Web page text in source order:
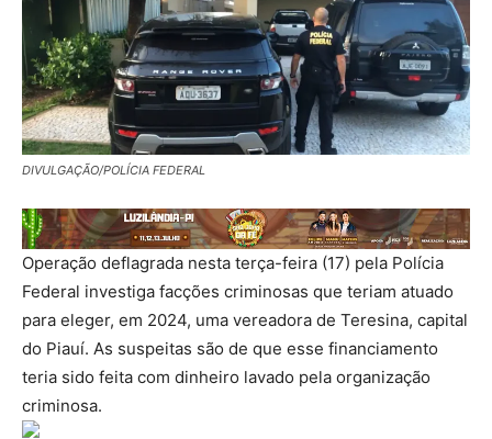
DIVULGAÇÃO/POLÍCIA FEDERAL
Operação deflagrada nesta terça-feira (17) pela Polícia
Federal investiga facções criminosas que teriam atuado
para eleger, em 2024, uma vereadora de Teresina, capital
do Piauí. As suspeitas são de que esse financiamento
teria sido feita com dinheiro lavado pela organização
criminosa.